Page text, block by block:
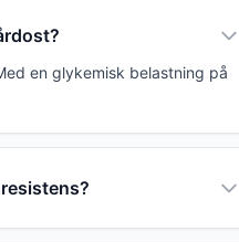
en glykemisk belastning på